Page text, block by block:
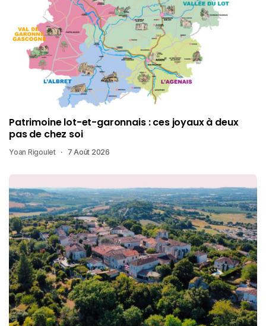
Patrimoine lot-et-garonnais : ces joyaux à deux
pas de chez soi
Yoan Rigoulet 7 Août 2026